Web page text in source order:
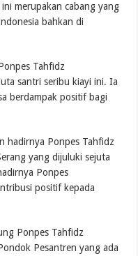
merupakan cabang yang
bahkan di
Tahfidz
santri seribu kiayi ini. Ia
berdampak positif bagi
hadirnya Ponpes Tahfidz
yang dijuluki sejuta
Ponpes
positif kepada
Ponpes Tahfidz
Pesantren yang ada